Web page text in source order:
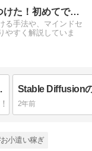
稼げるネットビジネス見つけた！初めてでもできるビジネスを解説
る手法や、マインドセ
やすく解説していま
学習のすべて
2年前
小遣い稼ぎ